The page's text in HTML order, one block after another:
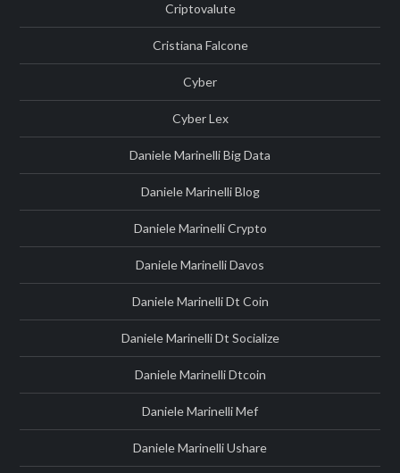
Criptovalute
Cristiana Falcone
Cyber
Cyber Lex
Daniele Marinelli Big Data
Daniele Marinelli Blog
Daniele Marinelli Crypto
Daniele Marinelli Davos
Daniele Marinelli Dt Coin
Daniele Marinelli Dt Socialize
Daniele Marinelli Dtcoin
Daniele Marinelli Mef
Daniele Marinelli Ushare